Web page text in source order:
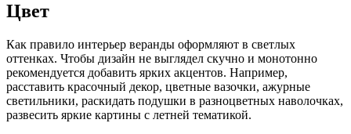
Цвет
Как правило интерьер веранды оформляют в светлых
оттенках. Чтобы дизайн не выглядел скучно и монотонно
рекомендуется добавить ярких акцентов. Например,
расставить красочный декор, цветные вазочки, ажурные
светильники, раскидать подушки в разноцветных наволочках,
развесить яркие картины с летней тематикой.